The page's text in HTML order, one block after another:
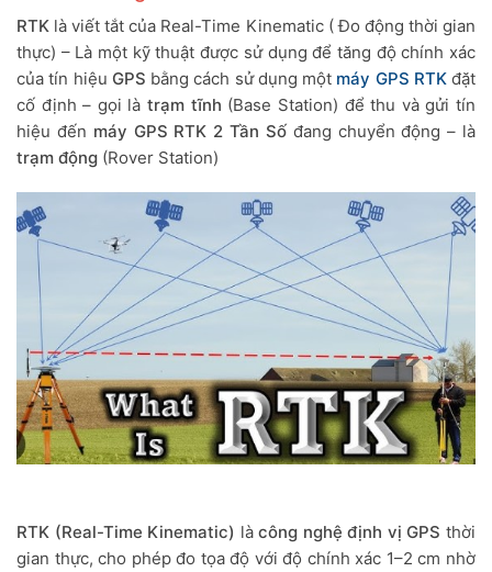
RTK là viết tắt của Real-Time Kinematic ( Đo động thời gian
thực) – Là một kỹ thuật được sử dụng để tăng độ chính xác
của tín hiệu GPS bằng cách sử dụng một máy GPS RTKđặt
cố định – gọi làtrạm tĩnh (Base Station) để thu và gửi tín
hiệu đến máy GPS RTK 2 Tần Sốđang chuyển động – là
trạm động (Rover Station)
RTK (Real-Time Kinematic) làcông nghệ định vị GPS thời
gian thực, cho phép đo tọa độ với độ chính xác 1–2 cm nhờ